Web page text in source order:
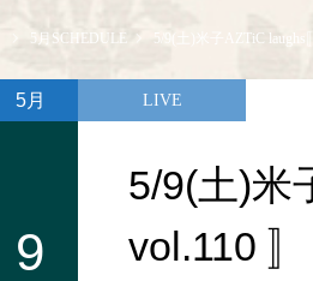
5 月SCHEDULE 5/9(土)米子AZTiC
5/9(土)米
vol.110 〛
5月
9
LIVE